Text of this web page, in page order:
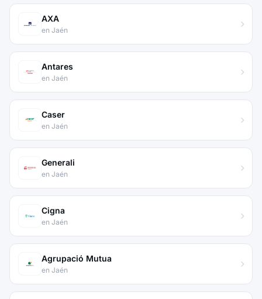
AXA
en Jaén
Antares
en Jaén
Caser
en Jaén
Generali
en Jaén
Cigna
en Jaén
Agrupació Mutua
en Jaén